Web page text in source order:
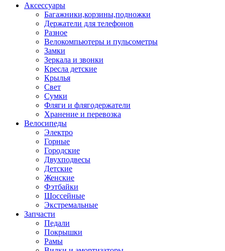
Аксессуары
Багажники,корзины,подножки
Держатели для телефонов
Разное
Велокомпьютеры и пульсометры
Замки
Зеркала и звонки
Кресла детские
Крылья
Свет
Сумки
Фляги и флягодержатели
Хранение и перевозка
Велосипеды
Электро
Горные
Городские
Двухподвесы
Детские
Женские
Фэтбайки
Шоссейные
Экстремальные
Запчасти
Педали
Покрышки
Рамы